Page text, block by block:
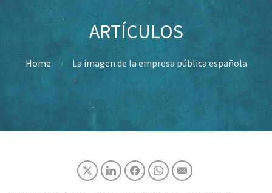
Home La imagen de la empresa pública española